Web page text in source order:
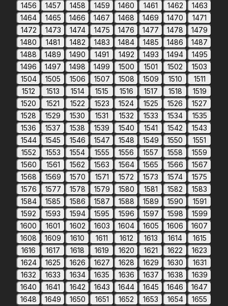
1456 1457 1458 1459 1460 1461 1462
1463
1464
1465 1466 1467 1468 1469 1470
1471
1472
1473 1474 1475 1476 1477 1478
1479
1480
1481 1482 1483 1484 1485 1486
1487
1488
1489 1490 1491 1492 1493 1494
1495
1496
1497 1498 1499 1500 1501 1502
1503
1504
1505 1506 1507 1508 1509 1510
1511
1512
1513 1514 1515 1516 1517 1518
1519
1520
1521 1522 1523 1524 1525 1526
1527
1528
1529 1530 1531 1532 1533 1534
1535
1536
1537 1538 1539 1540 1541 1542
1543
1544
1545 1546 1547 1548 1549 1550
1551
1552
1553 1554 1555 1556 1557 1558
1559
1560
1561 1562 1563 1564 1565 1566
1567
1568
1569 1570 1571 1572 1573 1574
1575
1576
1577 1578 1579 1580 1581 1582
1583
1584
1585 1586 1587 1588 1589 1590
1591
1592
1593 1594 1595 1596 1597 1598
1599
1600
1601 1602 1603 1604 1605 1606
1607
1608
1609 1610 1611 1612 1613 1614
1615
1616
1617 1618 1619 1620 1621 1622
1623
1624
1625 1626 1627 1628 1629 1630
1631
1632
1633 1634 1635 1636 1637 1638
1639
1640
1641 1642 1643 1644 1645 1646
1647
1648
1649 1650 1651 1652 1653 1654
1655